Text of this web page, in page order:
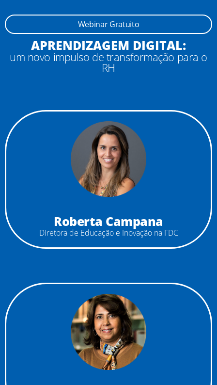
Webinar Gratuito
APRENDIZAGEM DIGITAL:
um novo impulso de transformação para o
RH
Roberta Campana
Diretora de Educação e Inovação na FDC